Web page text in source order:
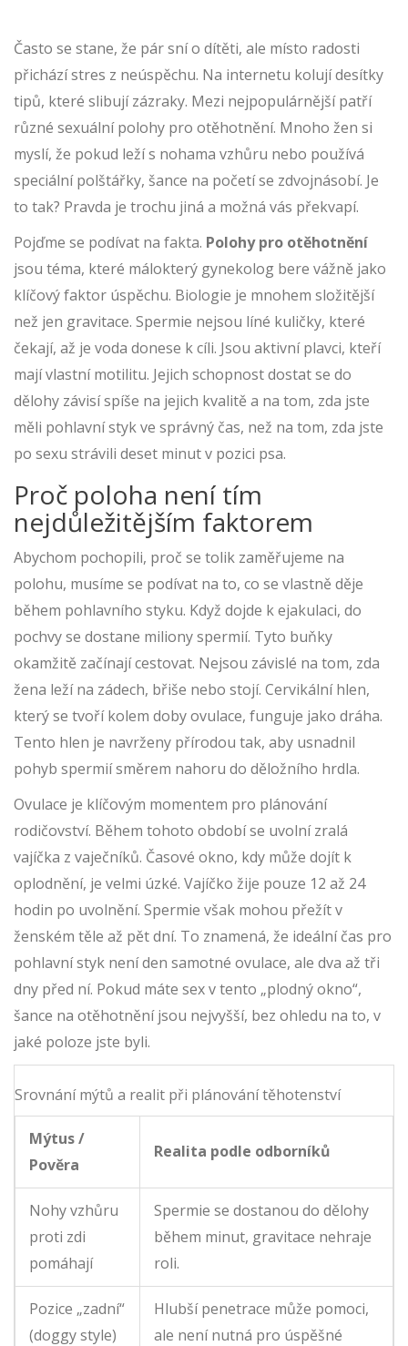
Často se stane, že pár sní o dítěti, ale místo radosti
přichází stres z neúspěchu. Na internetu kolují desítky
tipů, které slibují zázraky. Mezi nejpopulárnější patří
různé sexuální polohy pro otěhotnění. Mnoho žen si
myslí, že pokud leží s nohama vzhůru nebo používá
speciální polštářky, šance na početí se zdvojnásobí. Je
to tak? Pravda je trochu jiná a možná vás překvapí.
Pojďme se podívat na fakta. Polohy pro otěhotnění
jsou téma, které málokterý gynekolog bere vážně jako
klíčový faktor úspěchu. Biologie je mnohem složitější
než jen gravitace. Spermie nejsou líné kuličky, které
čekají, až je voda donese k cíli. Jsou aktivní plavci, kteří
mají vlastní motilitu. Jejich schopnost dostat se do
dělohy závisí spíše na jejich kvalitě a na tom, zda jste
měli pohlavní styk ve správný čas, než na tom, zda jste
po sexu strávili deset minut v pozici psa.
Proč poloha není tím
nejdůležitějším faktorem
Abychom pochopili, proč se tolik zaměřujeme na
polohu, musíme se podívat na to, co se vlastně děje
během pohlavního styku. Když dojde k ejakulaci, do
pochvy se dostane miliony spermií. Tyto buňky
okamžitě začínají cestovat. Nejsou závislé na tom, zda
žena leží na zádech, břiše nebo stojí. Cervikální hlen,
který se tvoří kolem doby ovulace, funguje jako dráha.
Tento hlen je navrženy přírodou tak, aby usnadnil
pohyb spermií směrem nahoru do děložního hrdla.
Ovulace je klíčovým momentem pro plánování
rodičovství. Během tohoto období se uvolní zralá
vajíčka z vaječníků. Časové okno, kdy může dojít k
oplodnění, je velmi úzké. Vajíčko žije pouze 12 až 24
hodin po uvolnění. Spermie však mohou přežít v
ženském těle až pět dní. To znamená, že ideální čas pro
pohlavní styk není den samotné ovulace, ale dva až tři
dny před ní. Pokud máte sex v tento „plodný okno“,
šance na otěhotnění jsou nejvyšší, bez ohledu na to, v
jaké poloze jste byli.
Srovnání mýtů a realit při plánování těhotenství
Mýtus /
Pověra
Realita podle odborníků
Nohy vzhůru
proti zdi
pomáhají
Spermie se dostanou do dělohy
během minut, gravitace nehraje
roli.
Pozice „zadní“
(doggy style)
Hlubší penetrace může pomoci,
ale není nutná pro úspěšné